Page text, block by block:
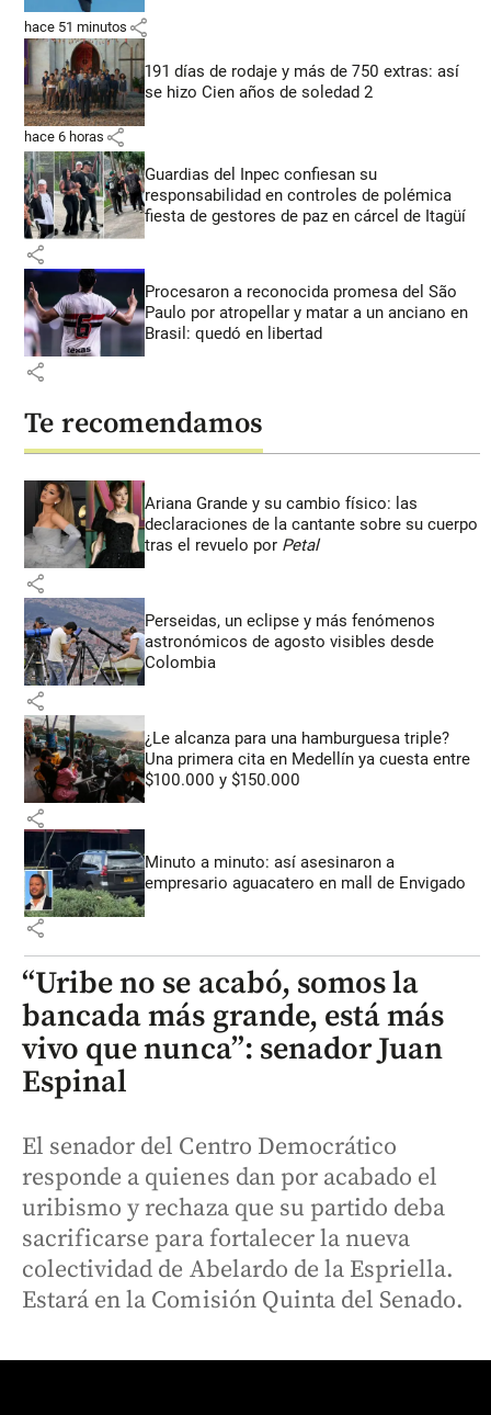
hace 51 minutos share
191 días de rodaje y más de 750 extras: así
se hizo Cien años de soledad 2
hace 6 horas share
Guardias del Inpec confiesan su
responsabilidad en controles de polémica
fiesta de gestores de paz en cárcel de Itagüí
share
Procesaron a reconocida promesa del São
Paulo por atropellar y matar a un anciano en
Brasil: quedó en libertad
share
Te recomendamos
Ariana Grande y su cambio físico: las
declaraciones de la cantante sobre su cuerpo
tras el revuelo por Petal
share
Perseidas, un eclipse y más fenómenos
astronómicos de agosto visibles desde
Colombia
share
¿Le alcanza para una hamburguesa triple?
Una primera cita en Medellín ya cuesta entre
$100.000 y $150.000
share
Minuto a minuto: así asesinaron a
empresario aguacatero en mall de Envigado
share
“Uribe no se acabó, somos la
bancada más grande, está más
vivo que nunca”: senador Juan
Espinal
El senador del Centro Democrático
responde a quienes dan por acabado el
uribismo y rechaza que su partido deba
sacrificarse para fortalecer la nueva
colectividad de Abelardo de la Espriella.
Estará en la Comisión Quinta del Senado.